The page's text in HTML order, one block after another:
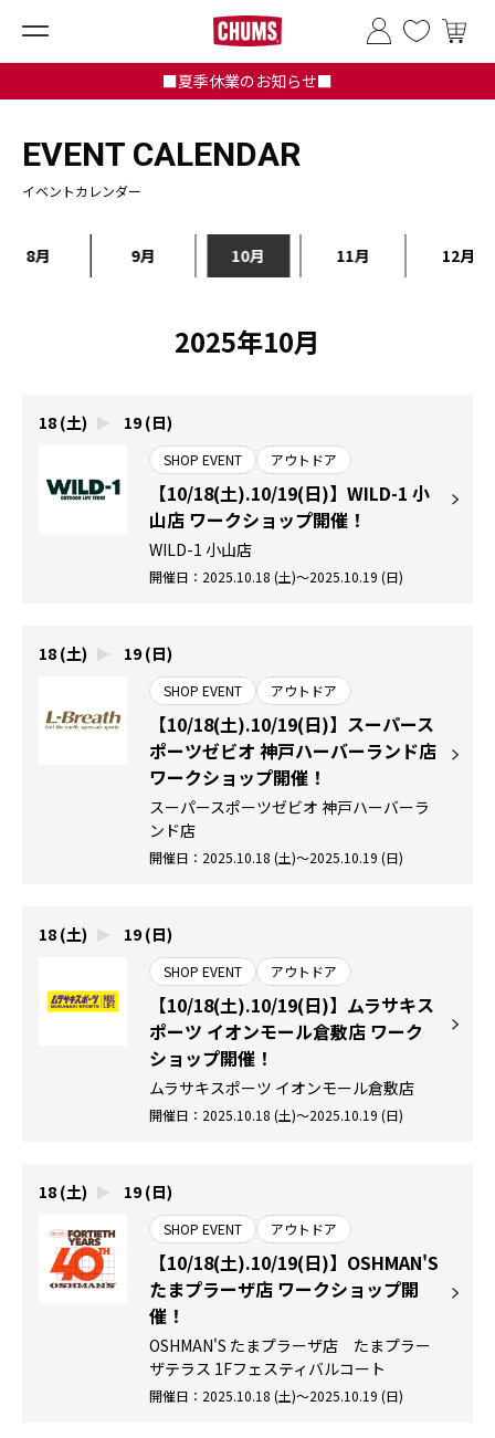
■夏季休業のお知らせ■
EVENT CALENDAR
イベントカレンダー
8月 9月 10月 11月 12月
2025年10月
18 (土) 19 (日)
SHOP EVENT アウトドア
【10/18(土).10/19(日)】WILD-1 小
山店 ワークショップ開催！
WILD-1 小山店
開催日：2025.10.18 (土)～2025.10.19 (日)
18 (土) 19 (日)
SHOP EVENT アウトドア
【10/18(土).10/19(日)】スーパース
ポーツゼビオ 神戸ハーバーランド店
ワークショップ開催！
スーパースポーツゼビオ 神戸ハーバーラ
ンド店
開催日：2025.10.18 (土)～2025.10.19 (日)
18 (土) 19 (日)
SHOP EVENT アウトドア
【10/18(土).10/19(日)】ムラサキス
ポーツ イオンモール倉敷店 ワーク
ショップ開催！
ムラサキスポーツ イオンモール倉敷店
開催日：2025.10.18 (土)～2025.10.19 (日)
18 (土) 19 (日)
SHOP EVENT アウトドア
【10/18(土).10/19(日)】OSHMAN'S
たまプラーザ店 ワークショップ開
催！
OSHMAN'S たまプラーザ店 たまプラー
ザテラス 1Fフェスティバルコート
開催日：2025.10.18 (土)～2025.10.19 (日)